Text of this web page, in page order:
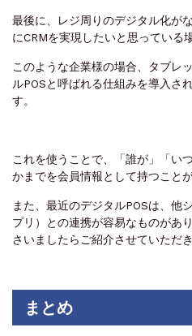
最後に、レジ周りのデジタル化が
にCRMを実現したいと思っている
このような企業様の場合、タブレ
ルPOSと呼ばれる仕組みを導入さ
す。
これを使うことで、「誰が」「い
かまでを会員情報として持つこと
また、最近のデジタルPOSは、他
プリ）との連携が容易なものがあ
さいましたらご紹介させていただき
まとめ